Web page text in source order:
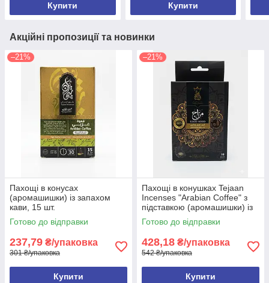
Купити Купити
Акційні пропозиції та новинки
–21%
Пахощі в конусах
(аромашишки) із запахом
кави, 15 шт.
Готово до відправки
237,79 ₴/упаковка
301 ₴/упаковка
Купити
–21%
Пахощі в конушках Tejaan
Incenses "Arabian Coffee" з
підставкою (аромашишки) із
запахом кави, 10 шт.
Готово до відправки
428,18 ₴/упаковка
542 ₴/упаковка
Купити